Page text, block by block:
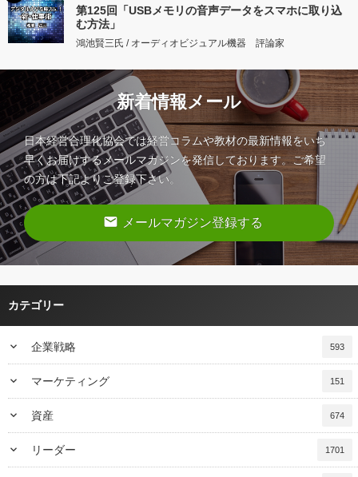
第125回「USBメモリの音声データをスマホに取り込
む方法」
鴻池賢三氏 / オーディオビジュアル機器 評論家
新着情報メール
日本経営合理化協会では経営コラムや教材の最新情報をいち
早くお届けするメールマガジンを発信しております。ご希望
の方は下記よりご登録下さい。
email メールマガジン登録する
カテゴリー
keyboard_arrow_down 企業戦略 593
keyboard_arrow_down マーケティング 151
keyboard_arrow_down 資産 674
keyboard_arrow_down リーダー 1701